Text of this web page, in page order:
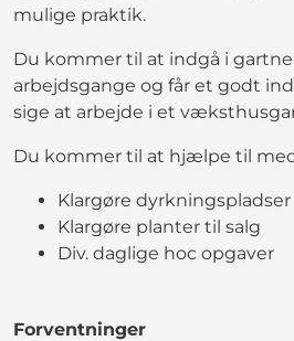
mulige praktik.
Du kommer til at indgå i
arbejdsgange og får et godt
sige at arbejde i et
Du kommer til at hjælpe til
Klargøre dyrkningspladser
Klargøre planter til salg
Div. daglige hoc opgaver
Forventninger